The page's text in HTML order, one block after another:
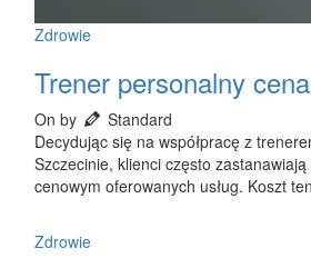
Zdrowie
Trener personalny
On by
Standard
Decydując się na współpracę z
Szczecinie, klienci często
cenowym oferowanych usług. Koszt
Zdrowie